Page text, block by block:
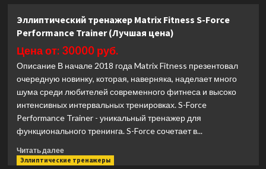
тренажер
Bronze
Gym
X800M
(профессиональный,
с
автонаклоном)
(Лучшая
цена)
Эллиптический тренажер Matrix Fitness S-Force
Performance Trainer (Лучшая цена)
Цена от: 30000 руб.
Описание В начале 2018 года Matrix Fitness презентовал
очередную новинку, которая, наверняка, наделает много
шума среди любителей современного фитнеса и высоко
интенсивных интервальных тренировках. S-Force
Performance Trainer - уникальный тренажер для
функционального тренинга. S-Force сочетает в...
Читать далееПрочитать
больше
Эллиптические тренажеры